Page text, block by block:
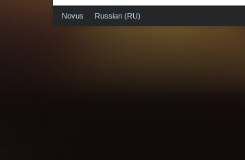
Novus Russian (RU)